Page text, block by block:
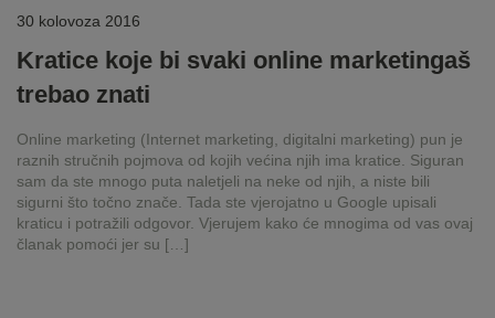
30 kolovoza 2016
Kratice koje bi svaki online marketingaš
trebao znati
Online marketing (Internet marketing, digitalni marketing) pun je
raznih stručnih pojmova od kojih većina njih ima kratice. Siguran
sam da ste mnogo puta naletjeli na neke od njih, a niste bili
sigurni što točno znače. Tada ste vjerojatno u Google upisali
kraticu i potražili odgovor. Vjerujem kako će mnogima od vas ovaj
članak pomoći jer su […]